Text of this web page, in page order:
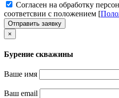
Cогласен на обработку
соответсвии с положением [
Отправить заявку
×
Бурение скважины
Ваше имя
Ваш email